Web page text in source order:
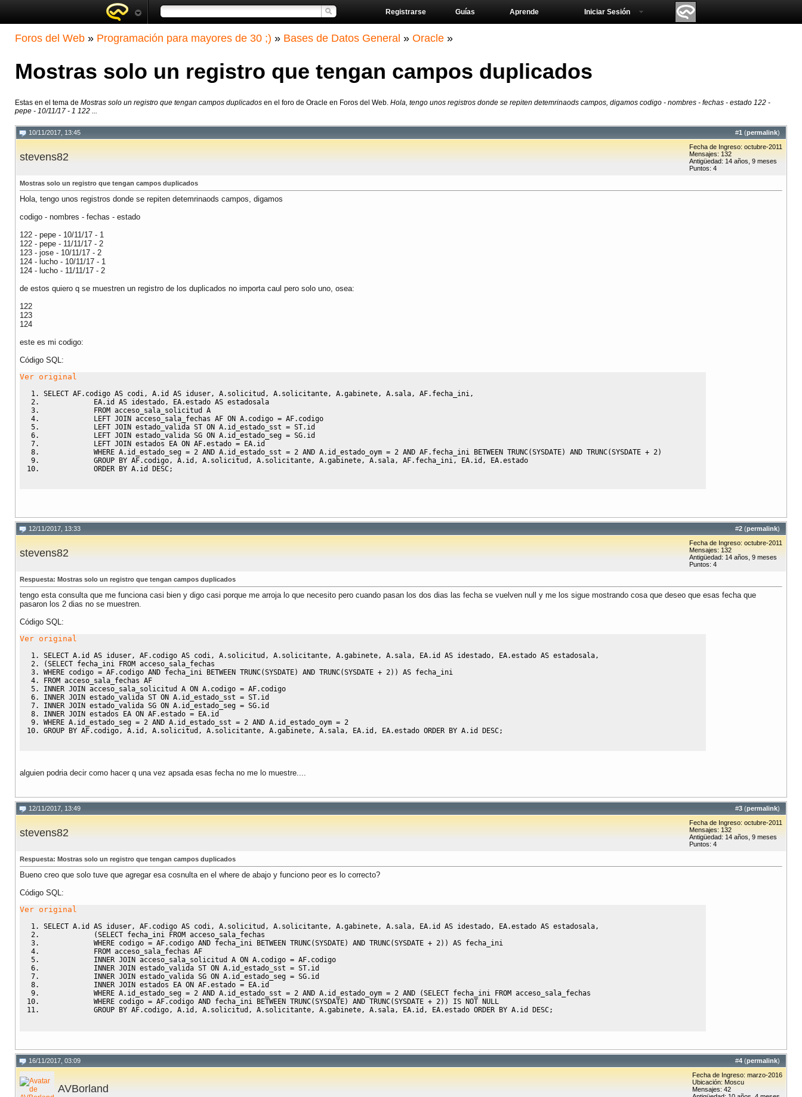
Aprende
Guías
Registrarse Iniciar Sesión
Foros del Web » Programación para mayores de 30 ;) » Bases de Datos General » Oracle »
Mostras solo un registro que tengan campos duplicados
Estas en el tema de Mostras solo un registro que tengan campos duplicados en el foro de Oracle en Foros del Web. Hola, tengo unos registros donde se repiten detemrinaods campos, digamos codigo - nombres - fechas - estado 122 -
pepe - 10/11/17 - 1 122 ...
#1 (permalink)
10/11/2017, 13:45
stevens82
Fecha de Ingreso: octubre-2011
Mensajes: 132
Antigüedad: 14 años, 9 meses
Puntos: 4
Mostras solo un registro que tengan campos duplicados
Hola, tengo unos registros donde se repiten detemrinaods campos, digamos
codigo - nombres - fechas - estado
122 - pepe - 10/11/17 - 1
122 - pepe - 11/11/17 - 2
123 - jose - 10/11/17 - 2
124 - lucho - 10/11/17 - 1
124 - lucho - 11/11/17 - 2
de estos quiero q se muestren un registro de los duplicados no importa caul pero solo uno, osea:
122
123
124
este es mi codigo:
Código SQL:
Ver original
SELECT AF. codigo AS codi , A. id AS iduser , A. solicitud , A. solicitante , A.gabinete , A. sala , AF. fecha_ini ,
EA. id AS idestado , EA.estado AS estadosala
FROM acceso_sala_solicitud A
LEFT JOIN acceso_sala_fechas AF ON A. codigo = AF. codigo
LEFT JOIN estado_valida ST ON A. id_estado_sst = ST. id
LEFT JOIN estado_valida SG ON A. id_estado_seg = SG. id
LEFT JOIN estados EA ON AF.estado = EA. id
WHERE A. id_estado_seg = 2 AND A. id_estado_sst = 2 AND A. id_estado_oym = 2 AND AF. fecha_ini BETWEEN TRUNC(SYSDATE) AND TRUNC(SYSDATE + 2)
GROUP BY AF. codigo , A. id , A. solicitud , A. solicitante , A.gabinete , A. sala , AF. fecha_ini , EA. id , EA.estado
ORDER BY A. id DESC;
#2 (permalink)
12/11/2017, 13:33
stevens82
Fecha de Ingreso: octubre-2011
Mensajes: 132
Antigüedad: 14 años, 9 meses
Puntos: 4
Respuesta: Mostras solo un registro que tengan campos duplicados
tengo esta consulta que me funciona casi bien y digo casi porque me arroja lo que necesito pero cuando pasan los dos dias las fecha se vuelven null y me los sigue mostrando cosa que deseo que esas fecha que
pasaron los 2 dias no se muestren.
Código SQL:
Ver original
SELECT A. id AS iduser , AF. codigo AS codi , A. solicitud , A. solicitante , A.gabinete , A. sala , EA. id AS idestado , EA.estado AS estadosala ,
(SELECT fecha_ini FROM acceso_sala_fechas
WHERE codigo = AF. codigo AND fecha_ini BETWEEN TRUNC(SYSDATE) AND TRUNC(SYSDATE + 2) ) AS fecha_ini
FROM acceso_sala_fechas AF
INNER JOIN acceso_sala_solicitud A ON A. codigo = AF. codigo
INNER JOIN estado_valida ST ON A. id_estado_sst = ST. id
INNER JOIN estado_valida SG ON A. id_estado_seg = SG. id
INNER JOIN estados EA ON AF.estado = EA. id
WHERE A. id_estado_seg = 2 AND A. id_estado_sst = 2 AND A. id_estado_oym = 2
GROUP BY AF. codigo , A. id , A. solicitud , A. solicitante , A.gabinete , A. sala , EA. id , EA.estado ORDER BY A. id DESC;
alguien podria decir como hacer q una vez apsada esas fecha no me lo muestre....
#3 (permalink)
12/11/2017, 13:49
stevens82
Fecha de Ingreso: octubre-2011
Mensajes: 132
Antigüedad: 14 años, 9 meses
Puntos: 4
Respuesta: Mostras solo un registro que tengan campos duplicados
Bueno creo que solo tuve que agregar esa cosnulta en el where de abajo y funciono peor es lo correcto?
Código SQL:
Ver original
SELECT A. id AS iduser , AF. codigo AS codi , A. solicitud , A. solicitante , A.gabinete , A. sala , EA. id AS idestado , EA.estado AS estadosala ,
(SELECT fecha_ini FROM acceso_sala_fechas
WHERE codigo = AF. codigo AND fecha_ini BETWEEN TRUNC(SYSDATE) AND TRUNC(SYSDATE + 2) ) AS fecha_ini
FROM acceso_sala_fechas AF
INNER JOIN acceso_sala_solicitud A ON A. codigo = AF. codigo
INNER JOIN estado_valida ST ON A. id_estado_sst = ST. id
INNER JOIN estado_valida SG ON A. id_estado_seg = SG. id
INNER JOIN estados EA ON AF.estado = EA. id
WHERE A. id_estado_seg = 2 AND A. id_estado_sst = 2 AND A. id_estado_oym = 2 AND (SELECT fecha_ini FROM acceso_sala_fechas
WHERE codigo = AF. codigo AND fecha_ini BETWEEN TRUNC(SYSDATE) AND TRUNC(SYSDATE + 2) ) IS NOT NULL
GROUP BY AF. codigo , A. id , A. solicitud , A. solicitante , A.gabinete , A. sala , EA. id , EA.estado ORDER BY A. id DESC;
#4 (permalink)
16/11/2017, 03:09
AVBorland
Fecha de Ingreso: marzo-2016
Ubicación: Moscu
Mensajes: 42